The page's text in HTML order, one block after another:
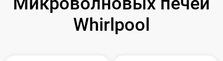
Whirlpool